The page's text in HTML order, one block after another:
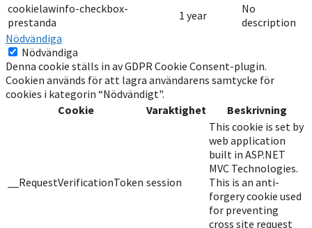
cookielawinfo-checkbox-
prestanda
1 year
No
description
Nödvändiga
Nödvändiga
Denna cookie ställs in av GDPR Cookie Consent-plugin.
Cookien används för att lagra användarens samtycke för
cookies i kategorin “Nödvändigt".
Cookie
Varaktighet Beskrivning
__RequestVerificationToken session
This cookie is set by
web application
built in ASP.NET
MVC Technologies.
This is an anti-
forgery cookie used
for preventing
cross site request